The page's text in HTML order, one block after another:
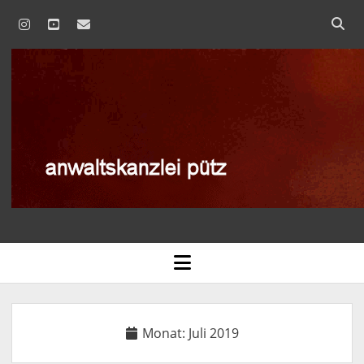
instagram
youtubeemail
AGB
BLOG
IMPRESSUM
open
menu
Monat: Juli 2019